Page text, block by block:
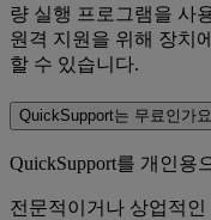
량 실행 프로그램을 사
원격 지원을 위해 장치
할 수 있습니다.
QuickSupport는 무료인가
QuickSupport를 개인용
전문적이거나 상업적